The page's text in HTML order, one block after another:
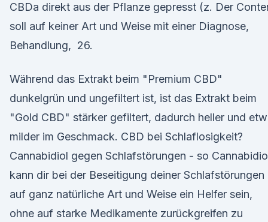
CBDa direkt aus der Pflanze gepresst (z. Der
soll auf keiner Art und Weise mit einer Diagnose,
Behandlung, 26.
Während das Extrakt beim "Premium CBD"
dunkelgrün und ungefiltert ist, ist das Extrakt beim
"Gold CBD" stärker gefiltert, dadurch heller und
milder im Geschmack. CBD bei Schlaflosigkeit?
Cannabidiol gegen Schlafstörungen - so
kann dir bei der Beseitigung deiner Schlafstörungen
auf ganz natürliche Art und Weise ein Helfer sein,
ohne auf starke Medikamente zurückgreifen zu